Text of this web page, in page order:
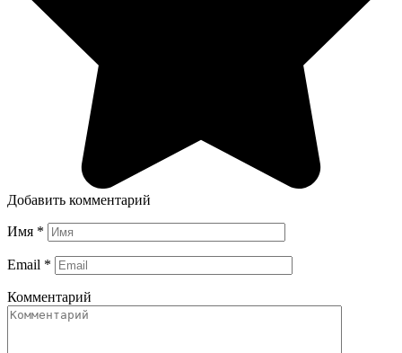
Добавить комментарий
Имя *
Email *
Комментарий